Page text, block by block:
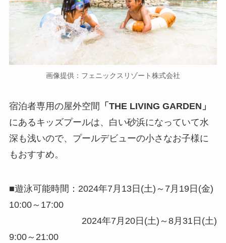
画像提供：フェニックスリゾート株式会社
宿泊者専用の屋外空間 「THE LIVING GARDEN」
にあるキッズプールは、白い砂浜になっていて水
深も浅いので、プールデビューの小さなお子様に
もおすすめ。
■遊泳可能時間：2024年7月13日(土)～7月19日(金)
10:00～17:00
2024年7月20日(土)～8月31日(土)
9:00～21:00